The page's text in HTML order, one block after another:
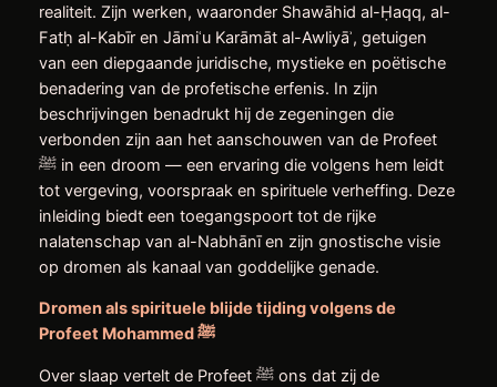
realiteit. Zijn werken, waaronder Shawāhid al-Ḥaqq, al-
Fatḥ al-Kabīr en Jāmiʿu Karāmāt al-Awliyāʾ, getuigen
van een diepgaande juridische, mystieke en poëtische
benadering van de profetische erfenis. In zijn
beschrijvingen benadrukt hij de zegeningen die
verbonden zijn aan het aanschouwen van de Profeet
ﷺ in een droom — een ervaring die volgens hem leidt
tot vergeving, voorspraak en spirituele verheffing. Deze
inleiding biedt een toegangspoort tot de rijke
nalatenschap van al-Nabhānī en zijn gnostische visie
op dromen als kanaal van goddelijke genade.
Dromen als spirituele blijde tijding volgens de
Profeet Mohammedﷺ
Over slaap vertelt de Profeet ﷺ ons dat zij de